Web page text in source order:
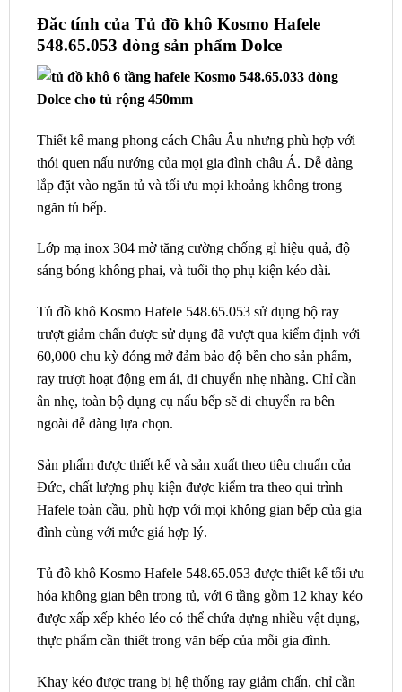
Đăc tính của Tủ đồ khô Kosmo Hafele
548.65.053 dòng sản phẩm Dolce
Thiết kế mang phong cách Châu Âu nhưng phù hợp với
thói quen nấu nướng của mọi gia đình châu Á. Dễ dàng
lắp đặt vào ngăn tủ và tối ưu mọi khoảng không trong
ngăn tủ bếp.
Lớp mạ inox 304 mờ tăng cường chống gỉ hiệu quả, độ
sáng bóng không phai, và tuổi thọ phụ kiện kéo dài.
Tủ đồ khô Kosmo Hafele 548.65.053 sử dụng bộ ray
trượt giảm chấn được sử dụng đã vượt qua kiểm định với
60,000 chu kỳ đóng mở đảm bảo độ bền cho sản phẩm,
ray trượt hoạt động em ái, di chuyển nhẹ nhàng. Chỉ cần
ân nhẹ, toàn bộ dụng cụ nấu bếp sẽ di chuyển ra bên
ngoài dễ dàng lựa chọn.
Sản phẩm được thiết kế và sản xuất theo tiêu chuẩn của
Đức, chất lượng phụ kiện được kiểm tra theo qui trình
Hafele toàn cầu, phù hợp với mọi không gian bếp của gia
đình cùng với mức giá hợp lý.
Tủ đồ khô Kosmo Hafele 548.65.053 được thiết kế tối ưu
hóa không gian bên trong tủ, với 6 tầng gồm 12 khay kéo
được xấp xếp khéo léo có thể chứa dựng nhiều vật dụng,
thực phẩm cần thiết trong văn bếp của mỗi gia đình.
Khay kéo được trang bị hệ thống ray giảm chấn, chỉ cần